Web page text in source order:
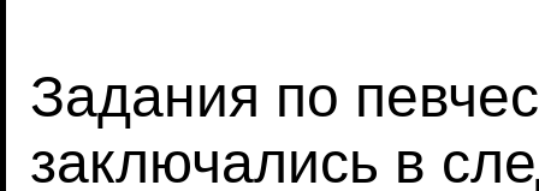
Задания по
заключались в